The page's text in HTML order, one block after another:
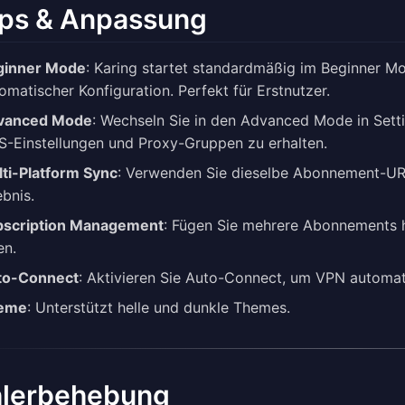
& Anpassung
Mode: Karing startet standardmäßig im Beginner
Konfiguration. Perfekt für Erstnutzer.
Mode: Wechseln Sie in den Advanced Mode in
Einstellungen und Proxy-Gruppen zu erhalten.
Platform Sync: Verwenden Sie dieselbe Abonnement-
Management: Fügen Sie mehrere
Connect: Aktivieren Sie Auto-Connect, um VPN
: Unterstützt helle und dunkle Themes.